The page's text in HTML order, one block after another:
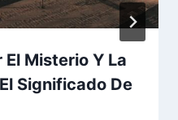
Misterio Y La
Significado De